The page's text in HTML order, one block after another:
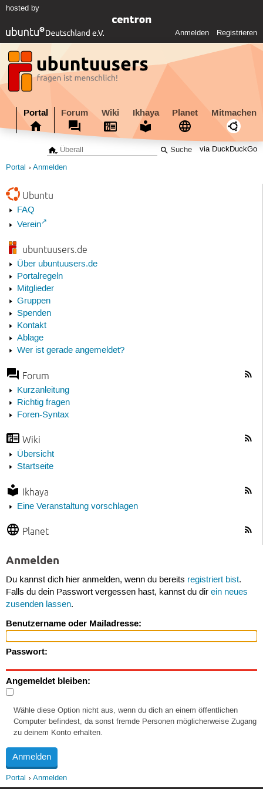
hosted by
Anmelden Registrieren
Portal Forum Wiki Ikhaya Planet Mitmachen
via DuckDuckGo
Portal Anmelden
Ubuntu
FAQ
Verein
ubuntuusers.de
Über ubuntuusers.de
Portalregeln
Mitglieder
Gruppen
Spenden
Kontakt
Ablage
Wer ist gerade angemeldet?
Forum
Kurzanleitung
Richtig fragen
Foren-Syntax
Wiki
Übersicht
Startseite
Ikhaya
Eine Veranstaltung vorschlagen
Planet
Anmelden
Du kannst dich hier anmelden, wenn du bereits registriert bist.
Falls du dein Passwort vergessen hast, kannst du dir ein neues
zusenden lassen.
Benutzername oder Mailadresse:
Passwort:
Angemeldet bleiben:
Wähle diese Option nicht aus, wenn du dich an einem öffentlichen
Computer befindest, da sonst fremde Personen möglicherweise Zugang
zu deinem Konto erhalten.
Portal Anmelden